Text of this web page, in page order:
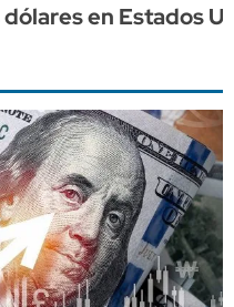
en Estados